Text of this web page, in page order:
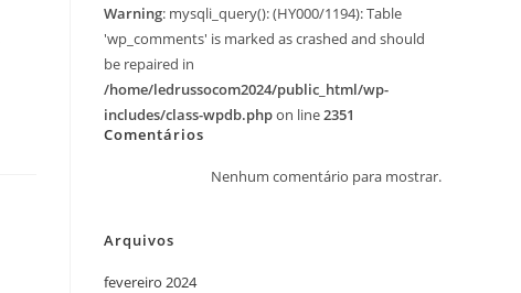
Warning: mysqli_query(): (HY000/1194): Table
'wp_comments' is marked as crashed and should
be repaired in
/home/ledrussocom2024/public_html/wp-
includes/class-wpdb.phpon line2351
Comentários
Nenhum comentário para mostrar.
Arquivos
fevereiro 2024